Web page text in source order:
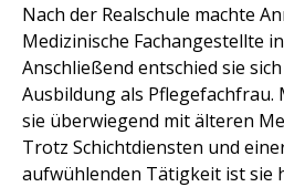
Nach der Realschule machte
Medizinische Fachangestellte
Anschließend entschied sie
Ausbildung als
sie überwiegend mit älteren
Trotz Schichtdiensten und
aufwühlenden Tätigkeit ist sie